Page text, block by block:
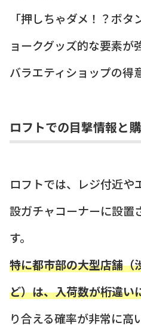
「押しちゃダメ！？ボ
ョークグッズ的な要素が
バラエティショップの得
ロフトでの目撃情報と
ロフトでは、レジ付近や
設ガチャコーナーに設置
す。
特に都市部の大型店舗（
ど）は、入荷数が桁違い
り合える確率が非常に高